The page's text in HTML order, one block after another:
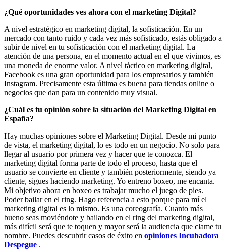
¿Qué oportunidades ves ahora con el marketing Digital?
A nivel estratégico en marketing digital, la sofisticación. En un
mercado con tanto ruido y cada vez más sofisticado, estás obligado a
subir de nivel en tu sofisticación con el marketing digital. La
atención de una persona, en el momento actual en el que vivimos, es
una moneda de enorme valor. A nivel táctico en marketing digital,
Facebook es una gran oportunidad para los empresarios y también
Instagram. Precisamente esta última es buena para tiendas online o
negocios que dan para un contenido muy visual.
¿Cuál es tu opinión sobre la situación del Marketing Digital en
España?
Hay muchas opiniones sobre el Marketing Digital. Desde mi punto
de vista, el marketing digital, lo es todo en un negocio. No solo para
llegar al usuario por primera vez y hacer que te conozca. El
marketing digital forma parte de todo el proceso, hasta que el
usuario se convierte en cliente y también posteriormente, siendo ya
cliente, sigues haciendo marketing. Yo entreno boxeo, me encanta.
Mi objetivo ahora en boxeo es trabajar mucho el juego de pies.
Poder bailar en el ring. Hago referencia a esto porque para mí el
marketing digital es lo mismo. Es una coreografía. Cuanto más
bueno seas moviéndote y bailando en el ring del marketing digital,
más difícil será que te toquen y mayor será la audiencia que clame tu
nombre. Puedes descubrir casos de éxito en opiniones Incubadora
Despegue .